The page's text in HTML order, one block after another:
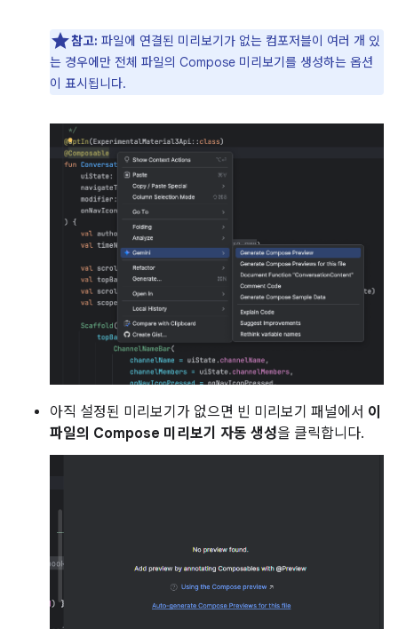
참고: 파일에 연결된 미리보기가 없는 컴포저블이 여러 개 있
는 경우에만 전체 파일의 Compose 미리보기를 생성하는 옵션
이 표시됩니다.
아직 설정된 미리보기가 없으면 빈 미리보기 패널에서 이
파일의 Compose 미리보기 자동 생성을 클릭합니다.